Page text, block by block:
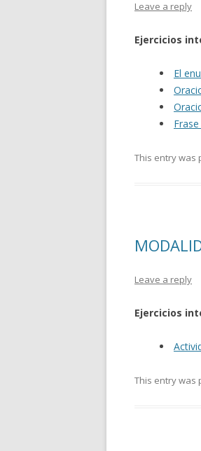
Leave a reply
Ejercicios
El
This entry was
Leave a reply
Ejercicios
This entry was